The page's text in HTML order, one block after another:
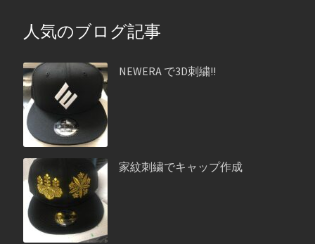
人気のブログ記事
NEWERA で3D刺繍!!
家紋刺繍でキャップ作成